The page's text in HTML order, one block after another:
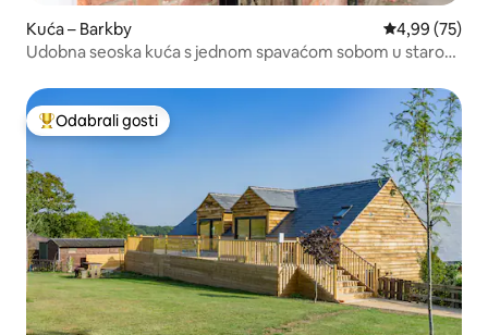
Kuća – Barkby Prosječna
4,99 (75)
Udobna seoska kuća s jednom spavaćom sobom u starom
Među najviše rangiranima s oznakom „Odabrali gosti”
Odabrali gosti